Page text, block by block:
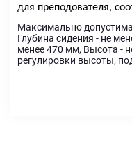
для преподователя,
Максимально
Глубина сидения - не
менее 470 мм, Высота -
регулировки высоты,